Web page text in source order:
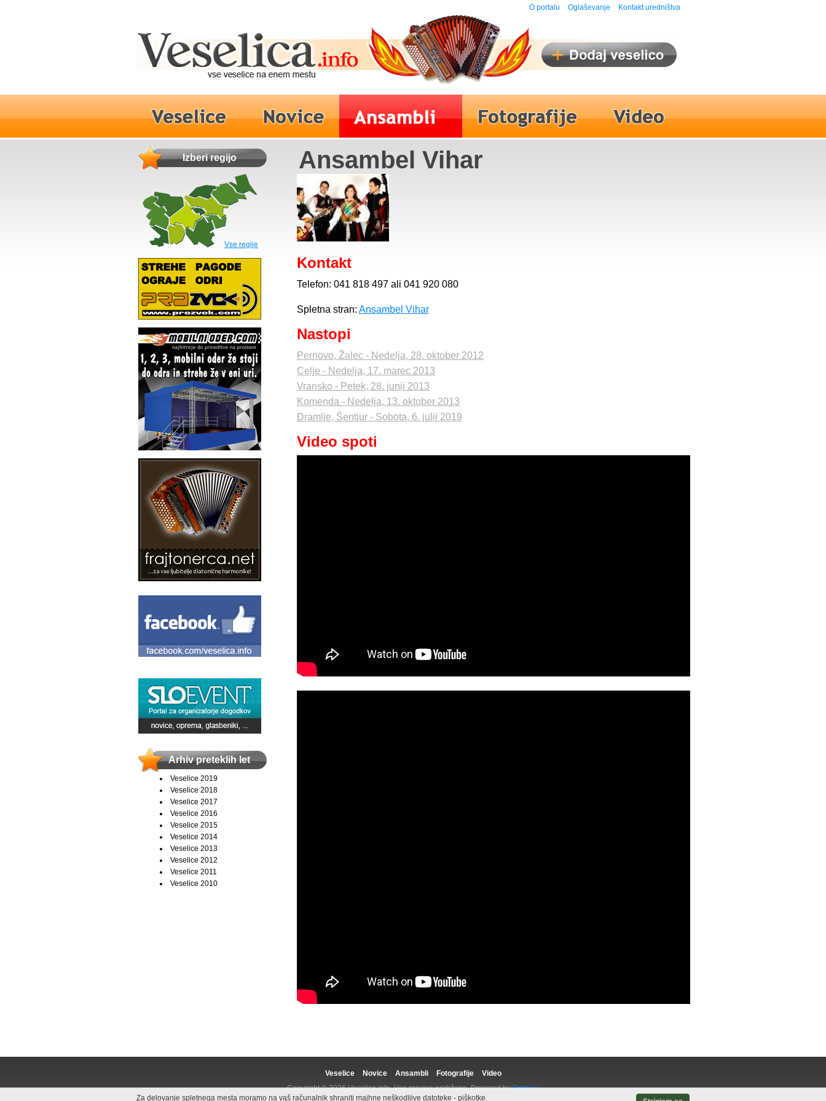
O portalu Oglaševanje Kontakt uredništva
Izberi regijo
Vse regije
Arhiv preteklih let
Veselice 2019
Veselice 2018
Veselice 2017
Veselice 2016
Veselice 2015
Veselice 2014
Veselice 2013
Veselice 2012
Veselice 2011
Veselice 2010
Ansambel Vihar
Kontakt
Telefon: 041 818 497 ali 041 920 080
Spletna stran: Ansambel Vihar
Nastopi
Pernovo, Žalec - Nedelja, 28. oktober 2012
Celje - Nedelja, 17. marec 2013
Vransko - Petek, 28. junij 2013
Komenda - Nedelja, 13. oktober 2013
Dramlje, Šentjur - Sobota, 6. julij 2019
Video spoti
Veselice Novice Ansambli Fotografije
Video
Copyright © 2026 Veselica.info. Vse pravice pridržane. Powered byDatajoy.
Za delovanje spletnega mesta moramo na vaš računalnik shraniti majhne neškodljive datoteke - piškotke.